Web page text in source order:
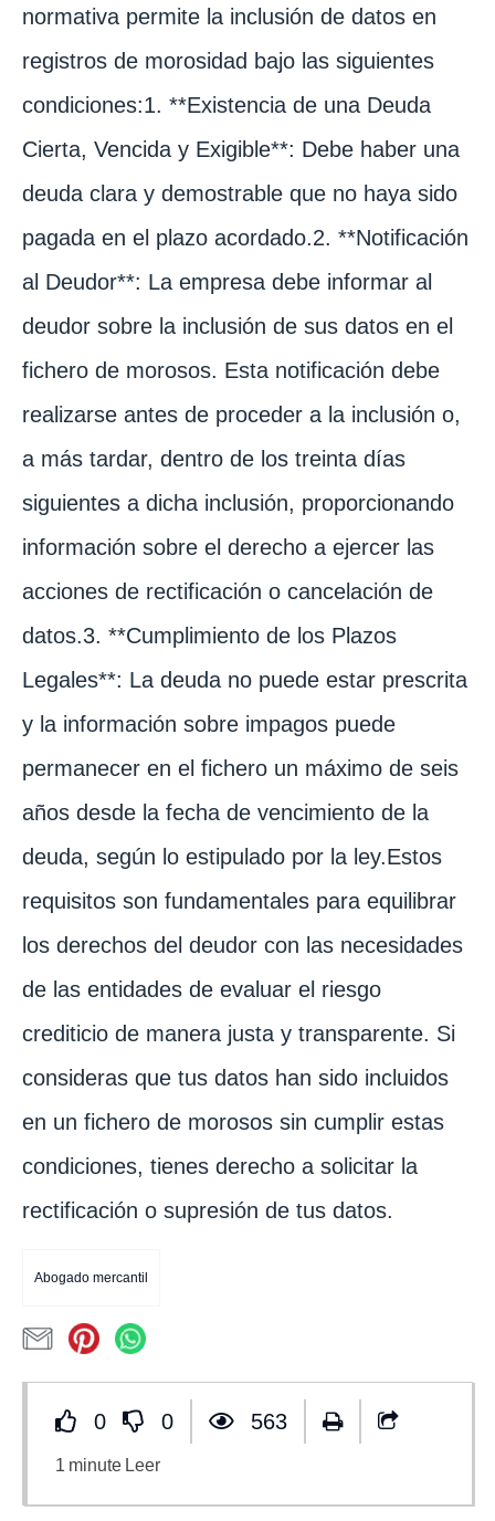
normativa permite la inclusión de datos en
registros de morosidad bajo las siguientes
condiciones:1. **Existencia de una Deuda
Cierta, Vencida y Exigible**: Debe haber una
deuda clara y demostrable que no haya sido
pagada en el plazo acordado.2. **Notificación
al Deudor**: La empresa debe informar al
deudor sobre la inclusión de sus datos en el
fichero de morosos. Esta notificación debe
realizarse antes de proceder a la inclusión o,
a más tardar, dentro de los treinta días
siguientes a dicha inclusión, proporcionando
información sobre el derecho a ejercer las
acciones de rectificación o cancelación de
datos.3. **Cumplimiento de los Plazos
Legales**: La deuda no puede estar prescrita
y la información sobre impagos puede
permanecer en el fichero un máximo de seis
años desde la fecha de vencimiento de la
deuda, según lo estipulado por la ley.Estos
requisitos son fundamentales para equilibrar
los derechos del deudor con las necesidades
de las entidades de evaluar el riesgo
crediticio de manera justa y transparente. Si
consideras que tus datos han sido incluidos
en un fichero de morosos sin cumplir estas
condiciones, tienes derecho a solicitar la
rectificación o supresión de tus datos.
Abogado mercantil
0 0 563
1 minute Leer